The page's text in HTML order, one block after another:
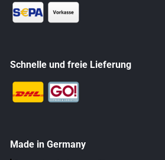
Schnelle und freie Lieferung
Made in Germany